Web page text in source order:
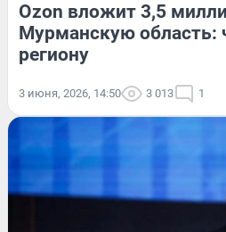
Ozon вложит 3,5
Мурманскую область:
региону
3 июня, 2026, 14:50 3 013 1